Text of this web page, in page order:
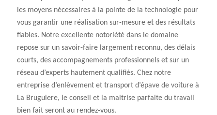
les moyens nécessaires à la pointe de la technologie pour
vous garantir une réalisation sur-mesure et des résultats
fiables. Notre excellente notoriété dans le domaine
repose sur un savoir-faire largement reconnu, des délais
courts, des accompagnements professionnels et sur un
réseau d’experts hautement qualifiés. Chez notre
entreprise d’enlèvement et transport d’épave de voiture à
La Bruguiere, le conseil et la maitrise parfaite du travail
bien fait seront au rendez-vous.